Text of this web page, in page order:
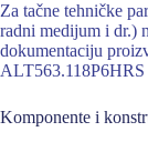
Za tačne tehničke
radni medijum i dr.)
dokumentaciju
ALT563.118P6HRS
Komponente i